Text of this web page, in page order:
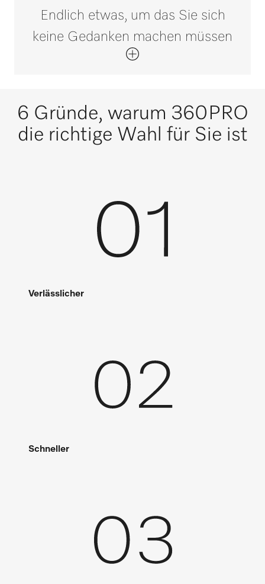
Endlich etwas, um das Sie sich
keine Gedanken machen müssen
6 Gründe, warum 360PRO
die richtige Wahl für Sie ist
Verlässlicher
Schneller